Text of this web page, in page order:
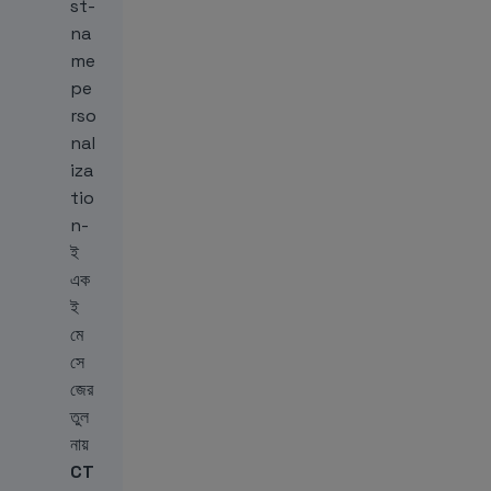
st-
na
me
pe
rso
nal
iza
tio
n-
ই
এক
ই
মে
সে
জের
তুল
নায়
CT